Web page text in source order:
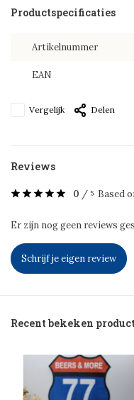
Productspecificaties
Artikelnummer
EAN
Vergelijk Delen
Reviews
0 / 5 Based
Er zijn nog geen reviews
Schrijf je eigen review
Recent bekeken